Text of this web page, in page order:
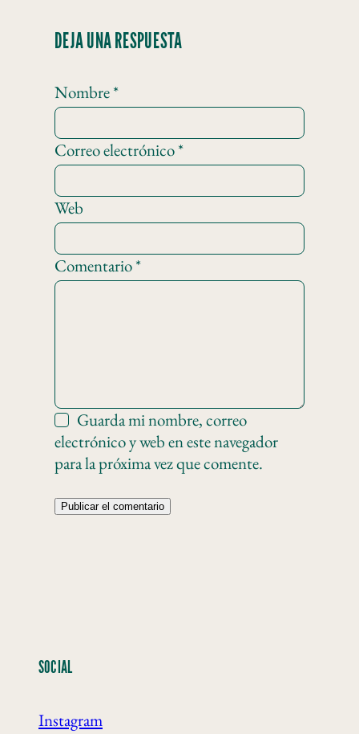
DEJA UNA RESPUESTA
Comentario*
Nombre*
Correo electrónico*
Web
Guarda mi nombre, correo
electrónico y web en este navegador
para la próxima vez que comente.
SOCIAL
Instagram